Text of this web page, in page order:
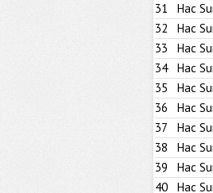
31
Hac
32
Hac
33
Hac
34
Hac
35
Hac
36
Hac
37
Hac
38
Hac
39
Hac
40
Hac